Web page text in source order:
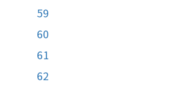
59
60
61
62